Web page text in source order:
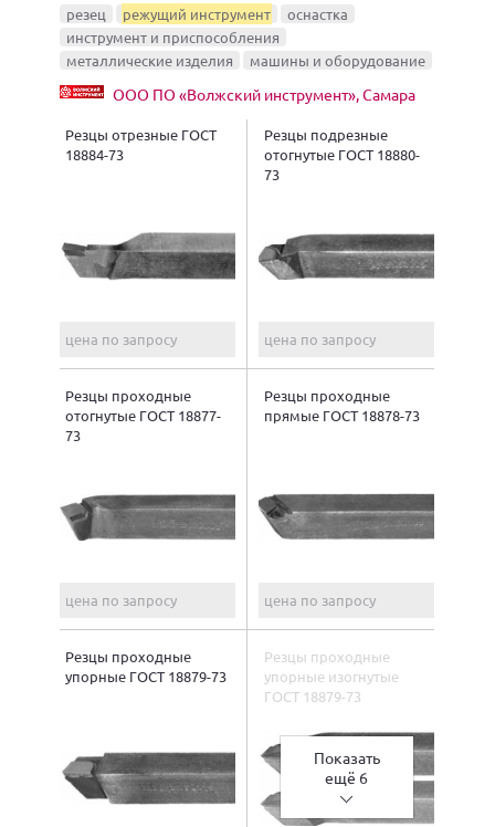
резец режущий инструмент
оснастка
инструмент и приспособления
металлические изделия
машины и оборудование
ООО ПО «Волжский инструмент», Самара
Резцы отрезные ГОСТ
18884-73
цена по запросу
Резцы подрезные
отогнутые ГОСТ 18880-
73
цена по запросу
Резцы проходные
отогнутые ГОСТ 18877-
73
цена по запросу
Резцы проходные
прямые ГОСТ 18878-73
цена по запросу
Резцы проходные
упорные ГОСТ 18879-73
Резцы проходные
упорные изогнутые
ГОСТ 18879-73
Показать
ещё 6